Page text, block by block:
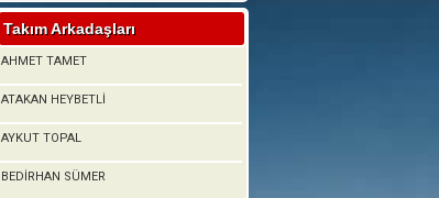
Takım Arkadaşları
AHMET TAMET
ATAKAN HEYBETLİ
AYKUT TOPAL
BEDİRHAN SÜMER